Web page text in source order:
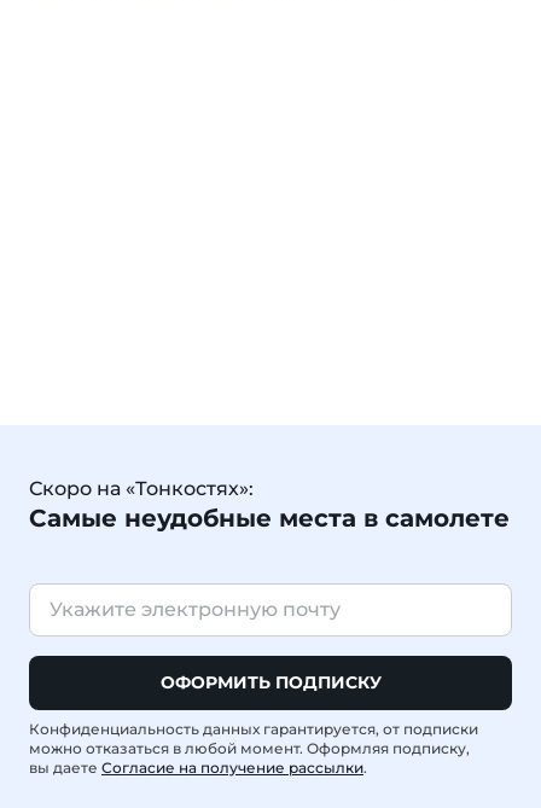
Скоро на «Тонкостях»:
Самые неудобные места в самолете
ОФОРМИТЬ ПОДПИСКУ
Конфиденциальность данных гарантируется, от подписки
можно отказаться в любой момент. Оформляя подписку,
вы даете Согласие на получение рассылки.